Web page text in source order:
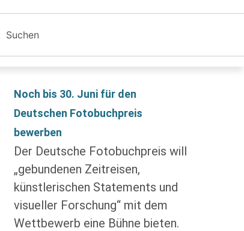
Noch bis 30. Juni für den
Deutschen Fotobuchpreis
bewerben
Der Deutsche Fotobuchpreis will
„gebundenen Zeitreisen,
künstlerischen Statements und
visueller Forschung“ mit dem
Wettbewerb eine Bühne bieten.